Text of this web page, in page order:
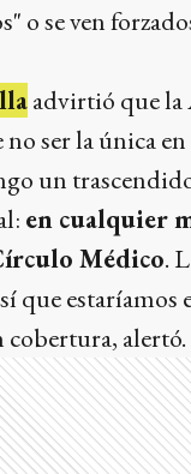
o se ven
advirtió que
ser la única
un
en cualquier
Médico.
que estaríamos
alertó.